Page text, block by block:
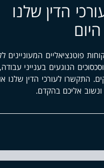
הדין שלנו
פוטנציאליים המעוניינים
הנוגעים בענייני
התקשרו לעורכי הדין שלנו
אליכם בהקדם.